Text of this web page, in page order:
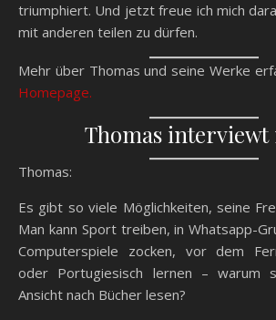
triumphiert. Und jetzt freue ich mich
mit anderen teilen zu dürfen.
Mehr über Thomas und seine Werke
Homepage.
Thomas interviewt
Thomas:
Es gibt so viele Möglichkeiten, seine
Man kann Sport treiben, in Whatsapp-
Computerspiele zocken, vor dem
oder Portugiesisch lernen – warum
Ansicht nach Bücher lesen?